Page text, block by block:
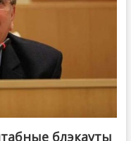
блэкауты